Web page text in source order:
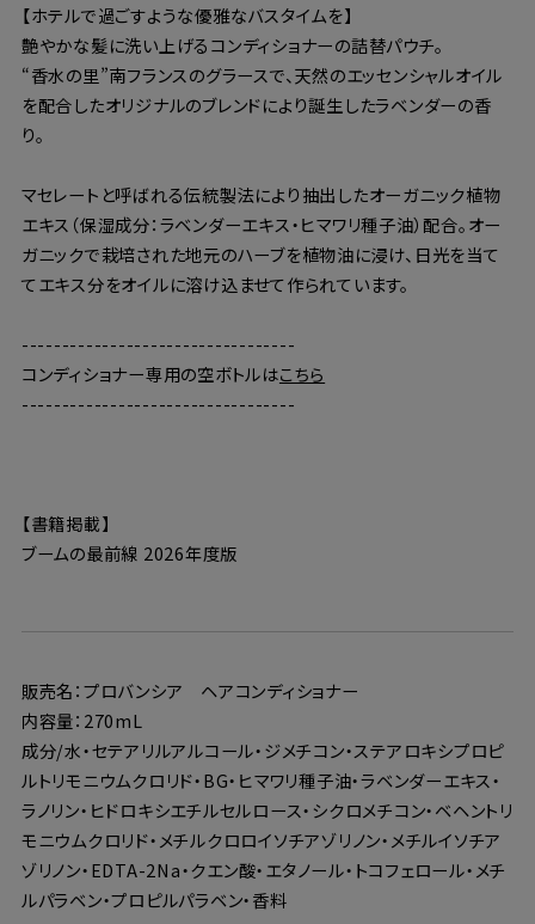
【ホテルで過ごすような優雅なバスタイムを】
艶やかな髪に洗い上げるコンディショナーの詰替パウチ。
“香水の里”南フランスのグラースで、天然のエッセンシャルオイル
を配合したオリジナルのブレンドにより誕生したラベンダーの香
り。
マセレートと呼ばれる伝統製法により抽出したオーガニック植物
エキス（保湿成分：ラベンダーエキス・ヒマワリ種子油）配合。オー
ガニックで栽培された地元のハーブを植物油に浸け、日光を当て
てエキス分をオイルに溶け込ませて作られています。
----------------------------------
コンディショナー専用の空ボトルはこちら
----------------------------------
【書籍掲載】
ブームの最前線 2026年度版
販売名：プロバンシア ヘアコンディショナー
内容量：270mL
成分/水・セテアリルアルコール・ジメチコン・ステアロキシプロピ
ルトリモニウムクロリド・BG・ヒマワリ種子油・ラベンダーエキス・
ラノリン・ヒドロキシエチルセルロース・シクロメチコン・ベヘントリ
モニウムクロリド・メチルクロロイソチアゾリノン・メチルイソチア
ゾリノン・EDTA-2Na・クエン酸・エタノール・トコフェロール・メチ
ルパラベン・プロピルパラベン・香料